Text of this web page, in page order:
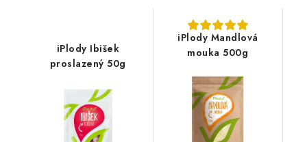
iPlody Ibišek
proslazený 50g
iPlody Mandlová
mouka 500g